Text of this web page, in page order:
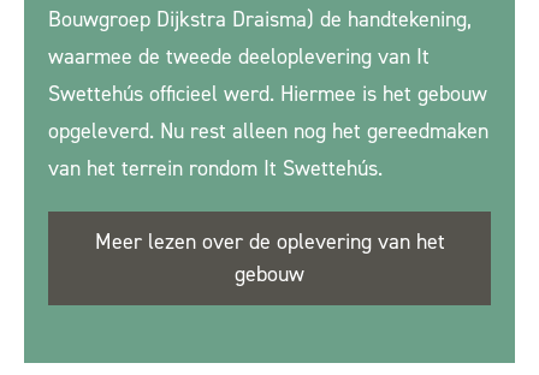
Bouwgroep Dijkstra Draisma) de handtekening,
waarmee de tweede deeloplevering van It
Swettehús officieel werd. Hiermee is het gebouw
opgeleverd. Nu rest alleen nog het gereedmaken
van het terrein rondom It Swettehús.
Meer lezen over de oplevering van het
gebouw